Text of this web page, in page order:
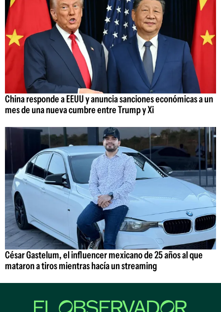
China responde a EEUU y anuncia sanciones económicas a un
mes de una nueva cumbre entre Trump y Xi
César Gastelum, el influencer mexicano de 25 años al que
mataron a tiros mientras hacía un streaming